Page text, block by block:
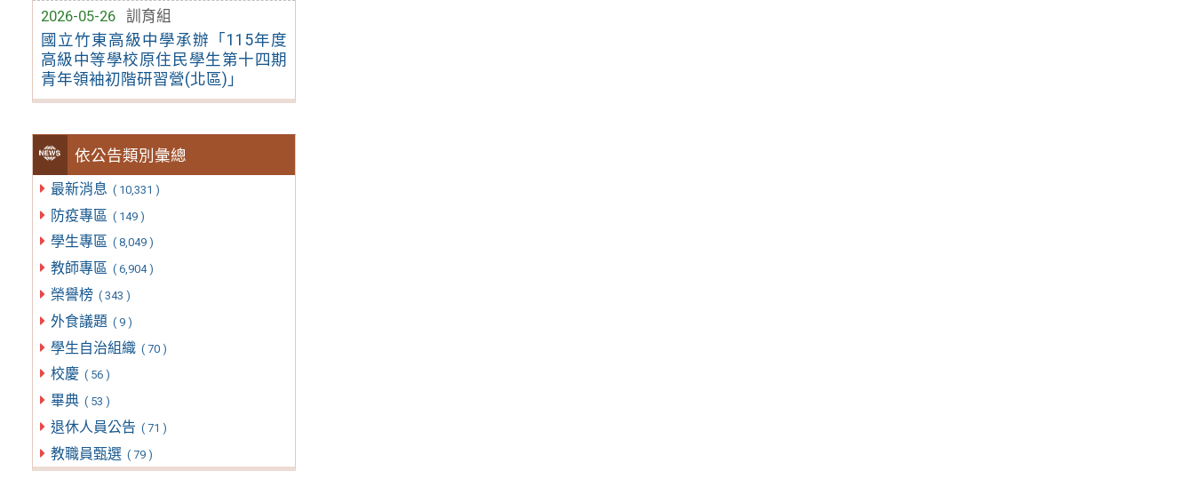
2026-05-26
訓育組
國立竹東高級中學承辦「115年度
高級中等學校原住民學生第十四期
青年領袖初階研習營(北區)」
依公告類別彙總
最新消息 ( 10,331 )
防疫專區 ( 149 )
學生專區 ( 8,049 )
教師專區 ( 6,904 )
榮譽榜 ( 343 )
外食議題 ( 9 )
學生自治組織 ( 70 )
校慶 ( 56 )
畢典 ( 53 )
退休人員公告 ( 71 )
教職員甄選 ( 79 )